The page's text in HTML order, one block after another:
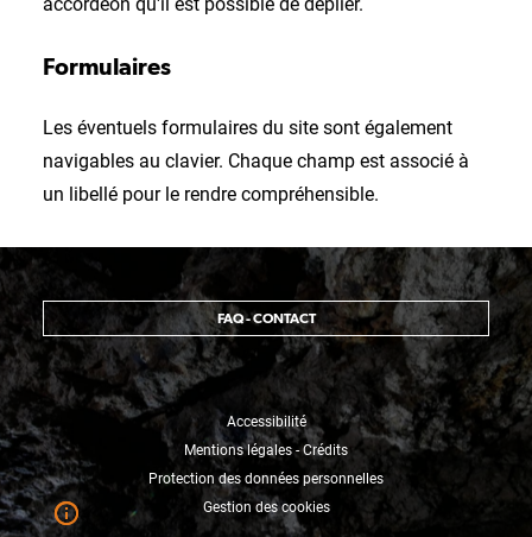
Formulaires
Les éventuels formulaires du site sont également
navigables au clavier. Chaque champ est associé à
un libellé pour le rendre compréhensible.
FAQ - CONTACT
Accessibilité
Mentions légales - Crédits
Protection des données personnelles
Gestion des cookies